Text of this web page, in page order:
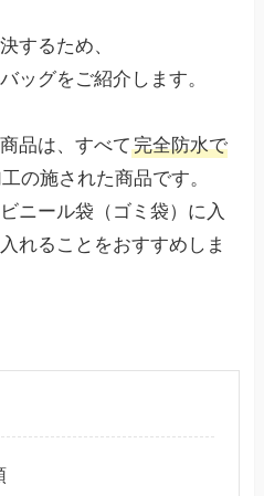
するため、
ッグをご紹介します。
品は、すべて完全防水で
の施された商品です。
ニール袋（ゴミ袋）に入
れることをおすすめしま